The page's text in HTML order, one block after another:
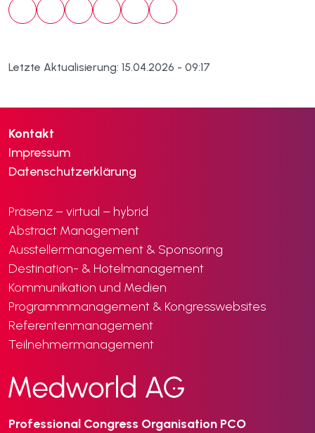
Letzte Aktualisierung: 15.04.2026 - 09:17
Kontakt
Impressum
Datenschutzerklärung
Professional Congress Organisation PCO
Präsenz – virtual – hybrid
Abstract Management
Ausstellermanagement & Sponsoring
Destination- & Hotelmanagement
Kommunikation und Medien
Programmmanagement & Kongresswebsites
Referentenmanagement
Teilnehmermanagement